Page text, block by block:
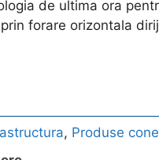
de ultima ora
forare orizontala
, Produse